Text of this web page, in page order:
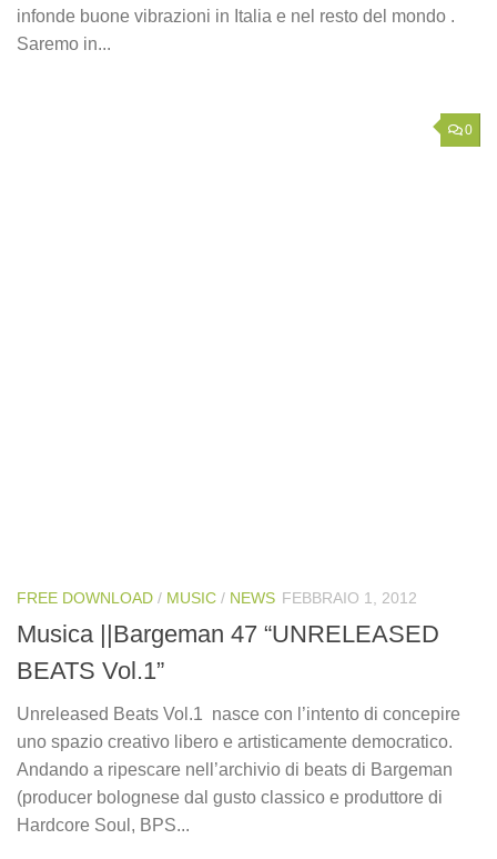
infonde buone vibrazioni in Italia e nel resto del mondo .
Saremo in...
0
FREE DOWNLOAD / MUSIC / NEWS FEBBRAIO 1, 2012
Musica ||Bargeman 47 “UNRELEASED
BEATS Vol.1”
Unreleased Beats Vol.1 nasce con l’intento di concepire
uno spazio creativo libero e artisticamente democratico.
Andando a ripescare nell’archivio di beats di Bargeman
(producer bolognese dal gusto classico e produttore di
Hardcore Soul, BPS...